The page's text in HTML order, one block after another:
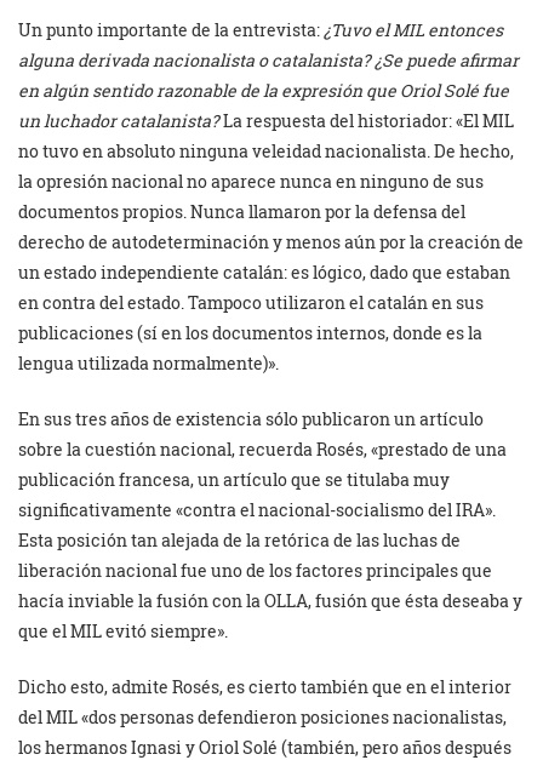
Un punto importante de la entrevista:¿Tuvo el MIL entonces
alguna derivada nacionalista o catalanista? ¿Se puede afirmar
en algún sentido razonable de la expresión que Oriol Solé fue
un luchador catalanista?La respuesta del historiador: «El MIL
no tuvo en absoluto ninguna veleidad nacionalista. De hecho,
la opresión nacional no aparece nunca en ninguno de sus
documentos propios. Nunca llamaron por la defensa del
derecho de autodeterminación y menos aún por la creación de
un estado independiente catalán: es lógico, dado que estaban
en contra del estado. Tampoco utilizaron el catalán en sus
publicaciones (sí en los documentos internos, donde es la
lengua utilizada normalmente)».
En sus tres años de existencia sólo publicaron un artículo
sobre la cuestión nacional, recuerda Rosés, «prestado de una
publicación francesa, un artículo que se titulaba muy
significativamente «contra el nacional-socialismo del IRA».
Esta posición tan alejada de la retórica de las luchas de
liberación nacional fue uno de los factores principales que
hacía inviable la fusión con la OLLA, fusión que ésta deseaba y
que el MIL evitó siempre».
Dicho esto, admite Rosés, es cierto también que en el interior
del MIL «dos personas defendieron posiciones nacionalistas,
los hermanos Ignasi y Oriol Solé (también, pero años después